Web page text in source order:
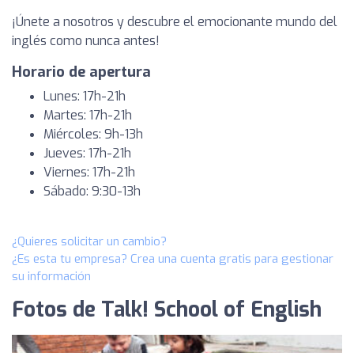
¡Únete a nosotros y descubre el emocionante mundo del
inglés como nunca antes!
Horario de apertura
Lunes: 17h-21h
Martes: 17h-21h
Miércoles: 9h-13h
Jueves: 17h-21h
Viernes: 17h-21h
Sábado: 9:30-13h
¿Quieres solicitar un cambio?
¿Es esta tu empresa? Crea una cuenta gratis para gestionar
su información
Fotos de Talk! School of English